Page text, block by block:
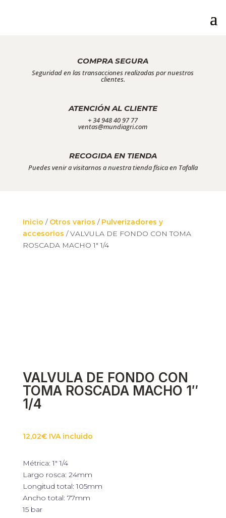
COMPRA SEGURA
Seguridad en las transacciones realizadas por nuestros
clientes.
ATENCIÓN AL CLIENTE
+ 34 948 40 97 77
ventas@mundiagri.com
RECOGIDA EN TIENDA
Puedes venir a visitarnos a nuestra tienda física en Tafalla
Inicio / Otros varios / Pulverizadores y
accesorios / VALVULA DE FONDO CON TOMA
ROSCADA MACHO 1″ 1/4
VALVULA DE FONDO CON
TOMA ROSCADA MACHO 1″
1/4
12,02€ IVA incluido
Métrica: 1″ 1/4
Largo rosca: 24mm
Longitud total: 105mm
Ancho total: 77mm
15 bar
Para que
podamos
mejorar la
funcionalidad
y estructura
se usa la web.
Para que
nuestra web
funcione lo
mejor posible